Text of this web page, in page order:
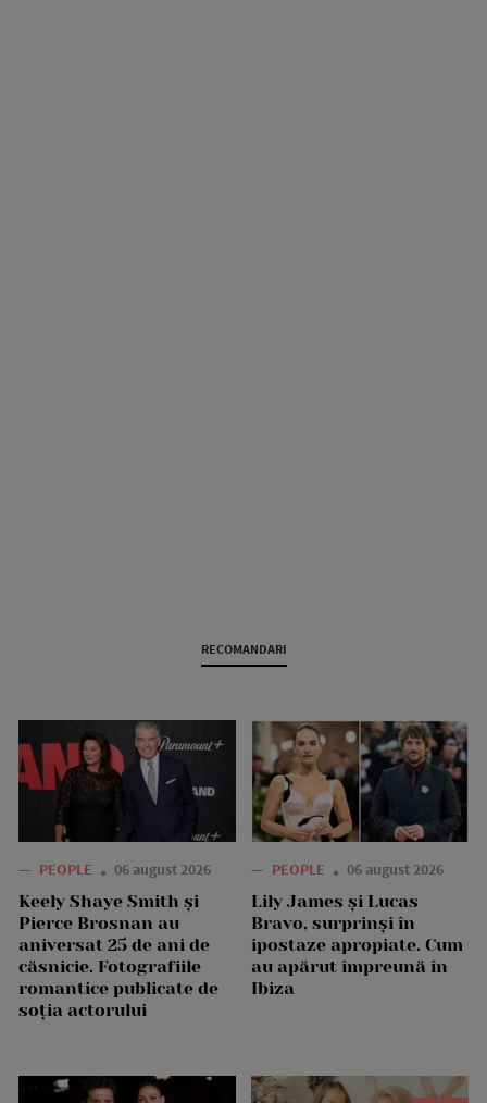
RECOMANDARI
— PEOPLE 06 august 2026
Keely Shaye Smith și
Pierce Brosnan au
aniversat 25 de ani de
căsnicie. Fotografiile
romantice publicate de
soția actorului
— PEOPLE 06 august 2026
Lily James și Lucas
Bravo, surprinși în
ipostaze apropiate. Cum
au apărut împreună în
Ibiza